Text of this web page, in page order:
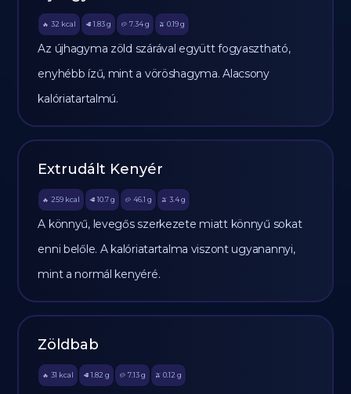
🔥 32 kcal 🥩 1.83 g 🥔 7.34g 🫒 0.19 g
Az újhagyma zöld szárával együtt fogyasztható,
enyhébb ízű, mint a vöröshagyma. Alacsony
kalóriatartalmú.
Extrudált Kenyér
🔥 259 kcal 🥩 10.7 g 🥔 46.1 g 🫒 3.4 g
A könnyű, levegős szerkezete miatt könnyű sokat
enni belőle. A kalóriatartalma viszont ugyanannyi,
mint a normál kenyéré.
Zöldbab
🔥 31 kcal 🥩 1.82 g 🥔 7.13g 🫒 0.12 g